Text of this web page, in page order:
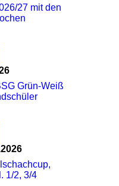
27 mit den
Grün-Weiß
1/2, 3/4